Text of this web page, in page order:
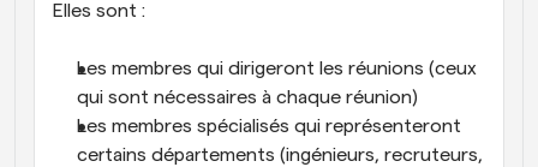
Elles sont :
Les membres qui dirigeront les réunions (ceux
qui sont nécessaires à chaque réunion)
Les membres spécialisés qui représenteront
certains départements (ingénieurs, recruteurs,